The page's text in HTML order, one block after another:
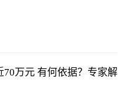
万元 有何依据？专家解